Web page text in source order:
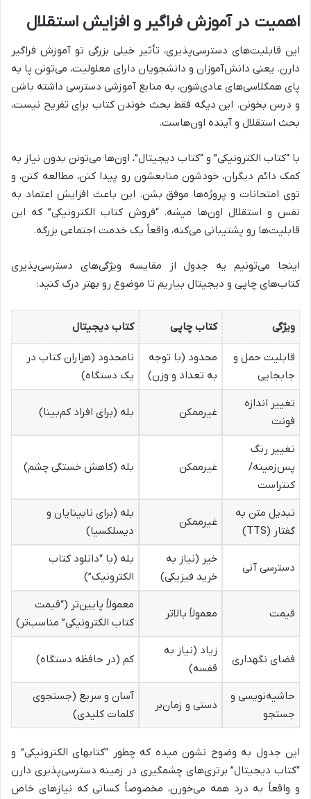
اهمیت در آموزش فراگیر و افزایش استقلال
این قابلیت‌های دسترسی‌پذیری، تأثیر خیلی بزرگی تو آموزش فراگیر
دارن. یعنی دانش‌آموزان و دانشجویان دارای معلولیت، می‌تونن پا به
پای همکلاسی‌های عادی‌شون، به منابع آموزشی دسترسی داشته باشن
و درس بخونن. این دیگه فقط بحث خوندن کتاب برای تفریح نیست،
بحث استقلال و آینده اون‌هاست.
با “کتاب الکترونیکی” و “کتاب دیجیتال”، اون‌ها می‌تونن بدون نیاز به
کمک دائم دیگران، خودشون منابعشون رو پیدا کنن، مطالعه کنن، و
توی امتحانات و پروژه‌ها موفق بشن. این باعث افزایش اعتماد به
نفس و استقلال اون‌ها میشه. “فروش کتاب الکترونیکی” که این
قابلیت‌ها رو پشتیبانی می‌کنه، واقعاً یک خدمت اجتماعی بزرگه.
اینجا می‌تونیم یه جدول از مقایسه ویژگی‌های دسترسی‌پذیری
کتاب‌های چاپی و دیجیتال بیاریم تا موضوع رو بهتر درک کنید:
ویژگی کتاب چاپی کتاب دیجیتال
قابلیت حمل و
جابجایی
محدود (با توجه
به تعداد و وزن)
نامحدود (هزاران کتاب در
یک دستگاه)
تغییر اندازه
فونت
غیرممکن بله (برای افراد کم‌بینا)
تغییر رنگ
پس‌زمینه/
کنتراست
غیرممکن بله (کاهش خستگی چشم)
تبدیل متن به
گفتار (TTS)
غیرممکن
بله (برای نابینایان و
دیسلکسیا)
دسترسی آنی
خیر (نیاز به
خرید فیزیکی)
بله (با “دانلود کتاب
الکترونیک”)
قیمت معمولاً بالاتر
معمولاً پایین‌تر (“قیمت
کتاب الکترونیکی” مناسب‌تر)
فضای نگهداری
زیاد (نیاز به
قفسه)
کم (در حافظه دستگاه)
حاشیه‌نویسی و
جستجو
دستی و زمان‌بر
آسان و سریع (جستجوی
کلمات کلیدی)
این جدول به وضوح نشون میده که چطور “کتابهای الکترونیکی” و
“کتاب دیجیتال” برتری‌های چشمگیری در زمینه دسترسی‌پذیری دارن
و واقعاً به درد همه می‌خورن، مخصوصاً کسانی که نیازهای خاص